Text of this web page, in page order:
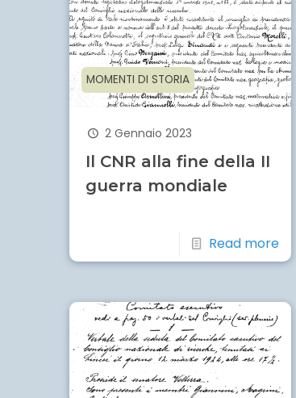
MOMENTI DI STORIA
2 Gennaio 2023
Il CNR alla fine della II
guerra mondiale
Read more